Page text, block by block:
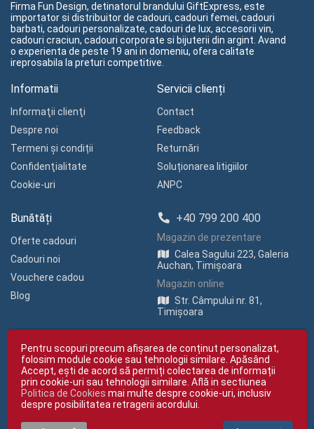
Firma Fun Design, detinatorul brandului GiftExpress, este
importator si distribuitor de cadouri, cadouri femei, cadouri
barbati, cadouri personalizate, cadouri de lux, accesorii vin,
cadouri craciun, cadouri corporate si bijuterii din argint. Avand
o experienta de peste 19 ani in domeniu, ofera calitate
ireprosabila la preturi competitive.
Informatii
Informaţii clienţi
Despre noi
Termeni și condiții
Confidenţialitate
Cookie-uri
Servicii clienți
Contact
Feedback
Returnări
Soluționarea litigiilor
ANPC
Bunătăți
Oferte cadouri
Cadouri noi
Vouchere cadou
Blog
+40 799 200 400
Magazin de prezentare
Calea Sagului 223, Galeria
Auchan, Timișoara
Magazin online
Str. Câmpului nr. 81,
Timișoara
Copyright © giftexpress.ro | Toate drepturile rezervate
giftexpress.ro aparține de Fun Design SRL (CUI RO 15651694, Nr. Reg. Com.
Pentru scopuri precum afișarea de conținut personalizat,
folosim module cookie sau tehnologii similare. Apăsând
Accept, ești de acord să permiți colectarea de informații
prin cookie-uri sau tehnologii similare. Află in sectiunea
Politica de Cookies mai multe despre cookie-uri, inclusiv
despre posibilitatea retragerii acordului.